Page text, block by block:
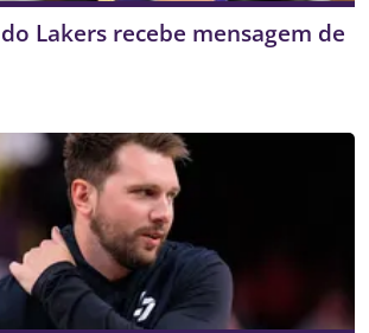
Lakers recebe mensagem de